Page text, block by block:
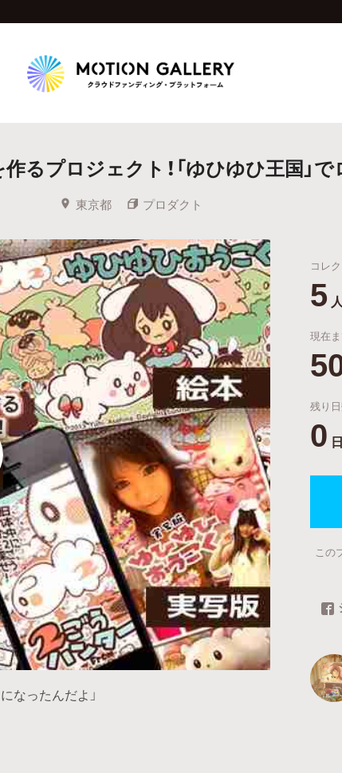
ェクト 新着プロジェクト 終了間近のプロジェクト
Feature
ら探す キュレーターから探す 特集から探す 最
Legendary
新達成プロジェクト 調達額が大きいプロジェクト
るプロジェクト！「ゆひゆひ王国」
東京都 プロダクト
なったんだよ」
コレ
5 人
現在
残り
0 日
この